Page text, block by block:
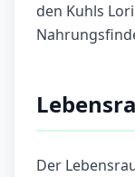
den Kuhls
Der